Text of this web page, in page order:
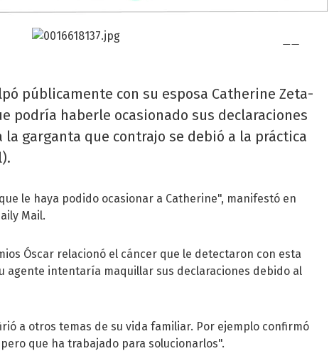
públicamente con su esposa Catherine Zeta-
podría haberle ocasionado sus declaraciones
la garganta que contrajo se debió a la práctica
le haya podido ocasionar a Catherine", manifestó en
Mail.
Óscar relacionó el cáncer que le detectaron con esta
agente intentaría maquillar sus declaraciones debido al
a otros temas de su vida familiar. Por ejemplo confirmó
que ha trabajado para solucionarlos".